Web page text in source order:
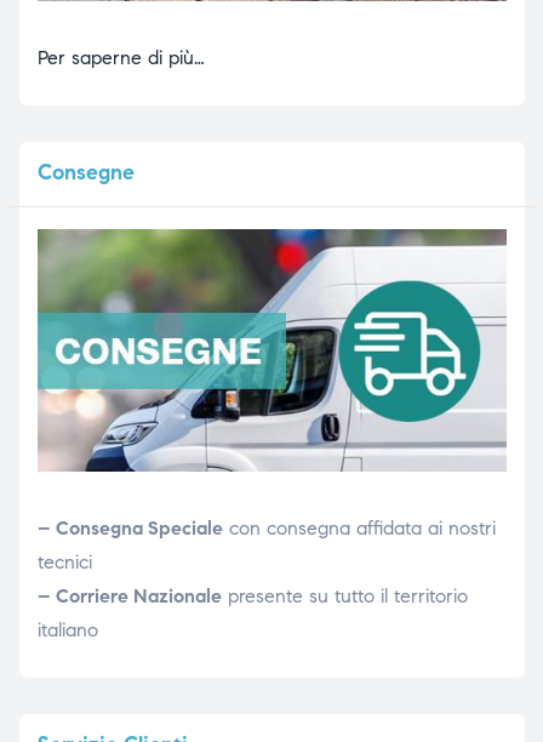
Per saperne di più…
Consegne
– Consegna Specialecon consegna affidata ai nostri
tecnici
– Corriere Nazionalepresente su tutto il territorio
italiano